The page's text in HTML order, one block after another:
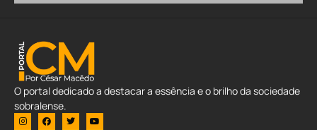
O portal dedicado a destacar a essência e o brilho da sociedade
sobralense.